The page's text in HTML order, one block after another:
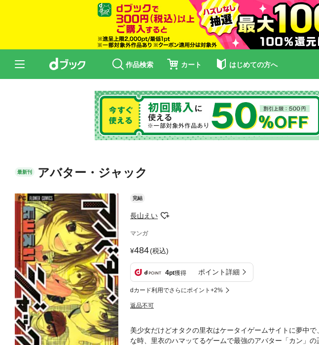
作品検索 カート はじめての方へ
最新刊 アバター・ジャック
完結
長山えい
マンガ
484(税込)
4pt獲得 ポイント詳細
dカード利用でさらにポイント+2%
返品不可
美少女だけどオタクの里衣はケータイゲームサイトに夢中
な時、里衣のハマッてるゲームで最強のアバター「カン」